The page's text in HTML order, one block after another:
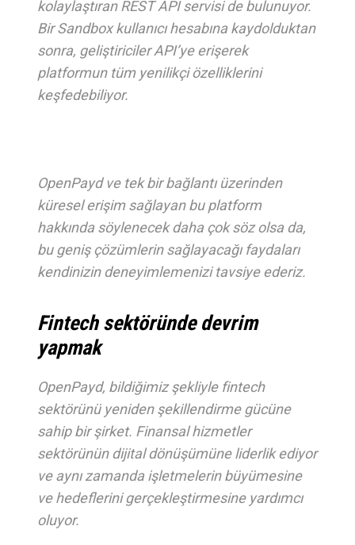
kolaylaştıran REST API servisi de bulunuyor.
Bir Sandbox kullanıcı hesabına kaydolduktan
sonra, geliştiriciler API’ye erişerek
platformun tüm yenilikçi özelliklerini
keşfedebiliyor.
OpenPayd ve tek bir bağlantı üzerinden
küresel erişim sağlayan bu platform
hakkında söylenecek daha çok söz olsa da,
bu geniş çözümlerin sağlayacağı faydaları
kendinizin deneyimlemenizi tavsiye ederiz.
Fintech sektöründe devrim
yapmak
OpenPayd, bildiğimiz şekliyle fintech
sektörünü yeniden şekillendirme gücüne
sahip bir şirket. Finansal hizmetler
sektörünün dijital dönüşümüne liderlik ediyor
ve aynı zamanda işletmelerin büyümesine
ve hedeflerini gerçekleştirmesine yardımcı
oluyor.